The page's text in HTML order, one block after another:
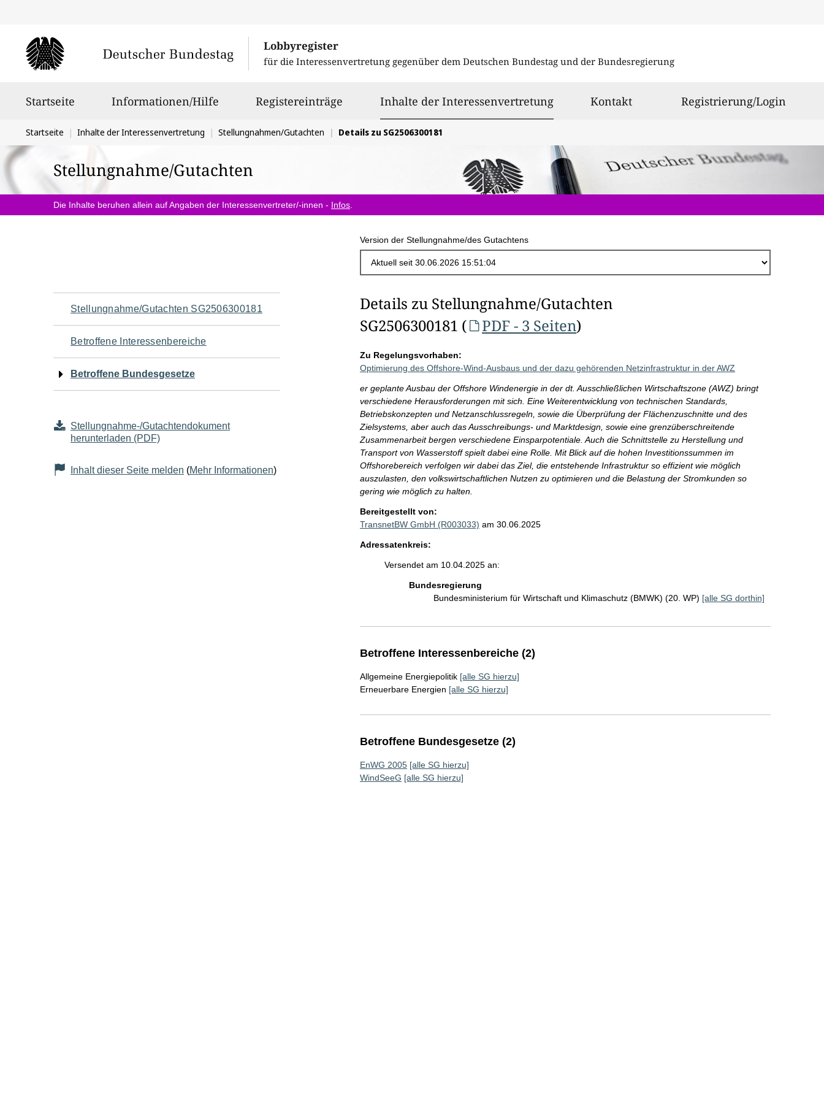
Lobbyregister
für die Interessenvertretung gegenüber dem Deutschen Bundestag und der Bundesregierung
Startseite Informationen/Hilfe Registereinträge Inhalte der Interessenvertretungausgewählt
Kontakt Registrierung/Login
Sie
befinden
sich
hier:
Startseite Inhalte der Interessenvertretung Stellungnahmen/Gutachten Details zu SG2506300181
Stellungnahme/Gutachten
Die Inhalte beruhen allein auf Angaben der Interessenvertreter/-innen - Infos
Version der Stellungnahme/des Gutachtens
Navigation
für
den
Seiteninhalt
Stellungnahme/Gutachten SG2506300181
Betroffene Interessenbereiche
Betroffene Bundesgesetze
Stellungnahme-/Gutachtendokument
herunterladen (PDF)
Inhalt dieser Seite melden (Mehr Informationen)
Details zu Stellungnahme/Gutachten
SG2506300181 (
PDF - 3 Seiten)
Zu Regelungsvorhaben:
Optimierung des Offshore-Wind-Ausbaus und der dazu gehörenden Netzinfrastruktur in der AWZ
er geplante Ausbau der Offshore Windenergie in der dt. Ausschließlichen Wirtschaftszone (AWZ) bringt
verschiedene Herausforderungen mit sich. Eine Weiterentwicklung von technischen Standards,
Betriebskonzepten und Netzanschlussregeln, sowie die Überprüfung der Flächenzuschnitte und des
Zielsystems, aber auch das Ausschreibungs- und Marktdesign, sowie eine grenzüberschreitende
Zusammenarbeit bergen verschiedene Einsparpotentiale. Auch die Schnittstelle zu Herstellung und
Transport von Wasserstoff spielt dabei eine Rolle. Mit Blick auf die hohen Investitionssummen im
Offshorebereich verfolgen wir dabei das Ziel, die entstehende Infrastruktur so effizient wie möglich
auszulasten, den volkswirtschaftlichen Nutzen zu optimieren und die Belastung der Stromkunden so
gering wie möglich zu halten.
Bereitgestellt von:
TransnetBW GmbH (R003033) am 30.06.2025
Adressatenkreis:
Versendet am 10.04.2025 an:
Bundesregierung
Bundesministerium für Wirtschaft und Klimaschutz (BMWK) (20. WP) [alle SG dorthin]
Betroffene Interessenbereiche (2)
Allgemeine Energiepolitik [alle SG hierzu]
Erneuerbare Energien [alle SG hierzu]
Betroffene Bundesgesetze (2)
EnWG 2005 [alle SG hierzu]
WindSeeG [alle SG hierzu]